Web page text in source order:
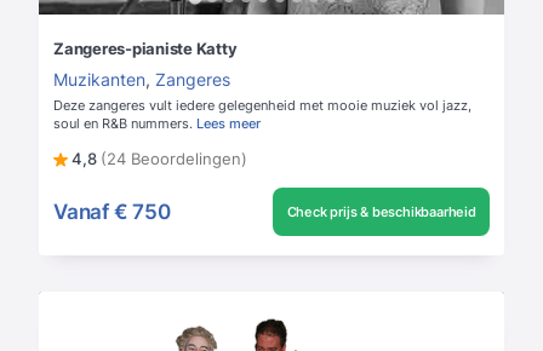
Zangeres-pianiste Katty
Muzikanten, Zangeres
Deze zangeres vult iedere gelegenheid met mooie muziek vol jazz,
soul en R&B nummers. Lees meer
4,8 (24 Beoordelingen)
Vanaf € 750 Check prijs & beschikbaarheid